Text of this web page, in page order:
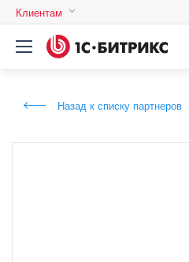
Клиентам
Назад к списку партнеров